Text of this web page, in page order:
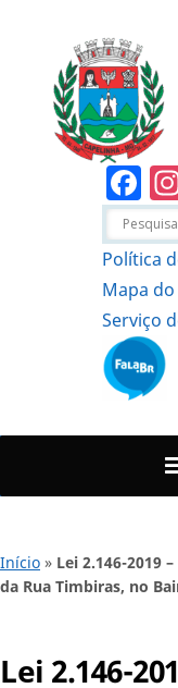
Política
Mapa do
Serviço
Início » Lei 2.146-2019
da Rua Timbiras, no
Lei 2.146-